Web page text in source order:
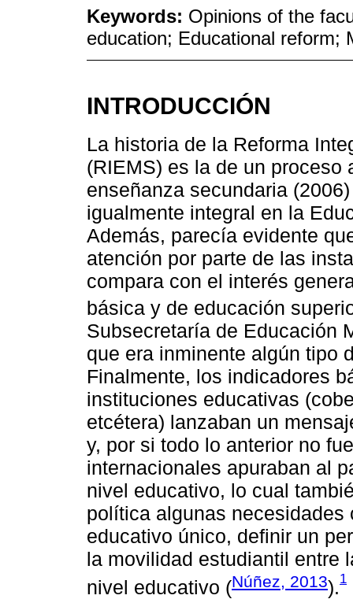
Keywords: Opinions of the
education; Educational reform;
INTRODUCCIÓN
La historia de la Reforma
(RIEMS) es la de un
enseñanza secundaria
igualmente integral en la
Además, parecía evidente
atención por parte de las
compara con el interés
básica y de educación
Subsecretaría de Educación
que era inminente algún tipo
Finalmente, los indicadores
instituciones educativas
etcétera) lanzaban un
y, por si todo lo anterior no
internacionales apuraban al
nivel educativo, lo cual
política algunas
educativo único, definir un
la movilidad estudiantil entre
nivel educativo (Núñez, 2013).1